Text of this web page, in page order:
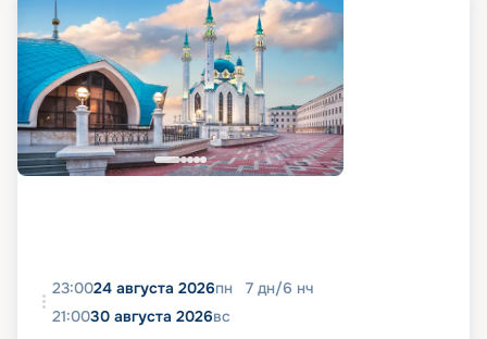
23:0024 августа 2026пн 7 дн/6 нч
21:0030 августа 2026вс